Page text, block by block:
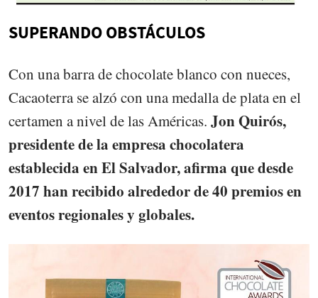
SUPERANDO OBSTÁCULOS
Con una barra de chocolate blanco con nueces,
Cacaoterra se alzó con una medalla de plata en el
certamen a nivel de las Américas. Jon Quirós,
presidente de la empresa chocolatera
establecida en El Salvador, afirma que desde
2017 han recibido alrededor de 40 premios en
eventos regionales y globales.